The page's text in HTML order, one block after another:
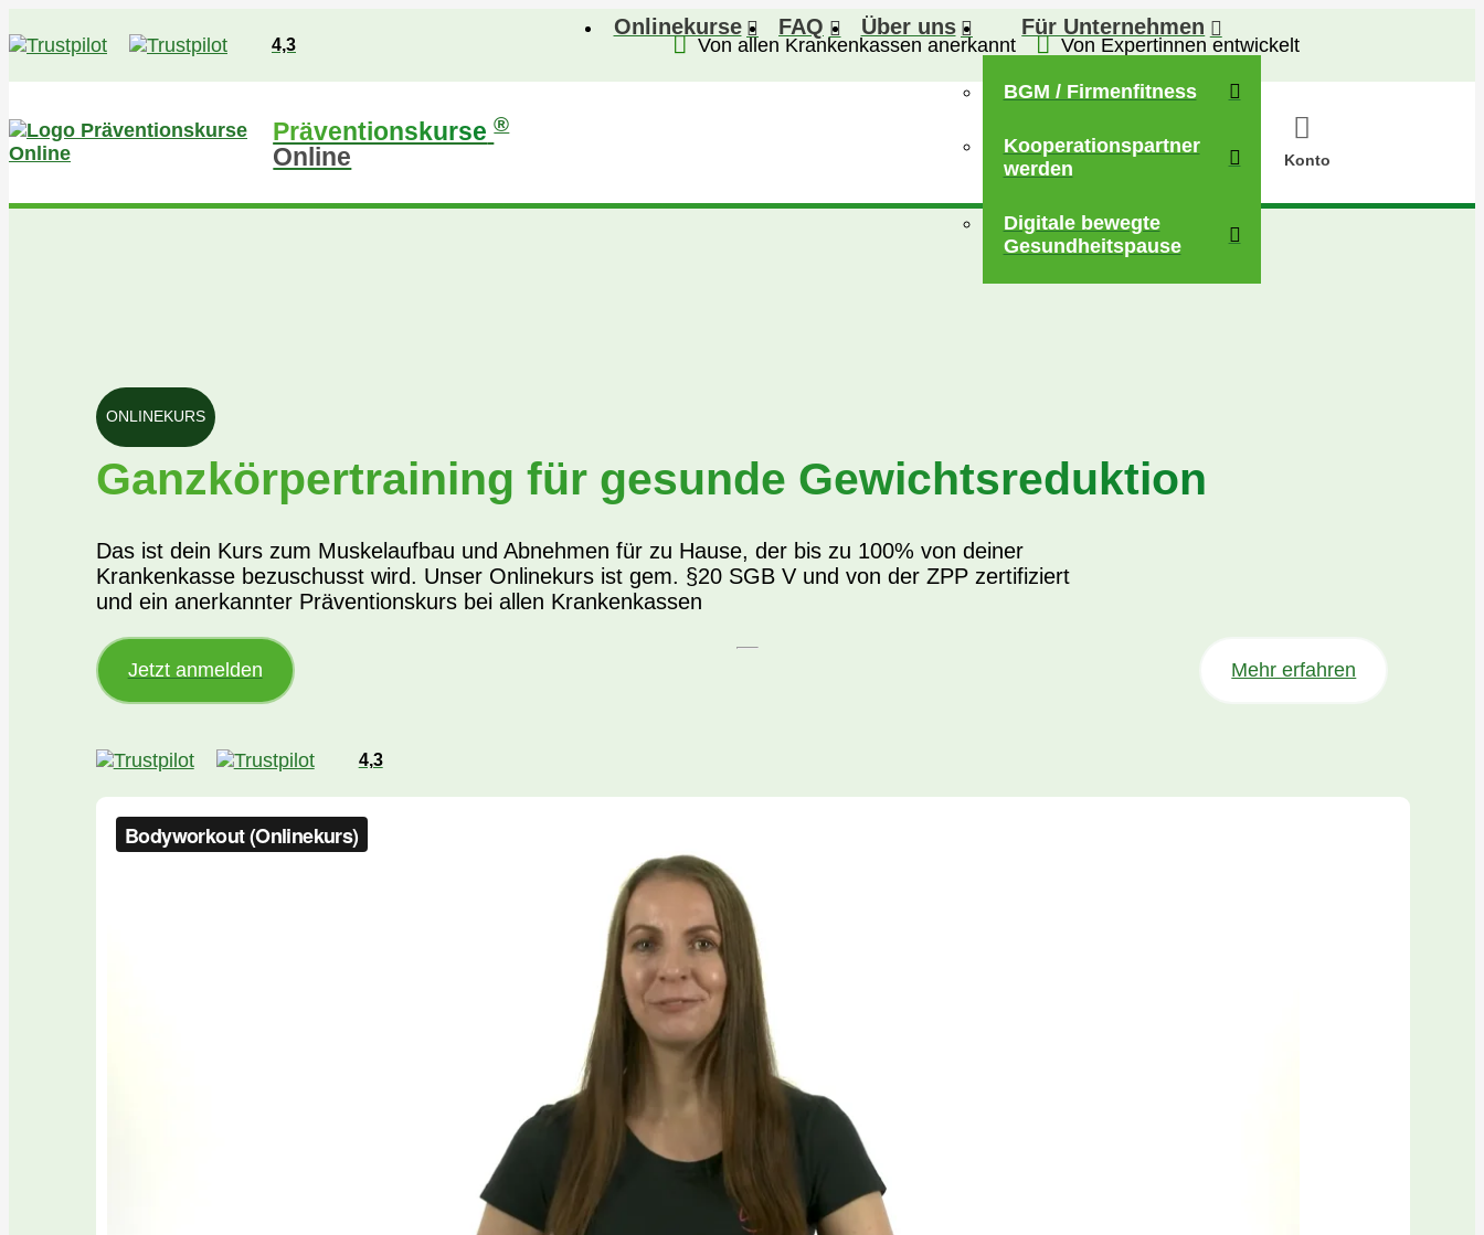
4,3 Von allen Krankenkassen anerkannt Von Expertinnen entwickelt
Präventionskurse ®
Online
Onlinekurse FAQ Über uns Für Unternehmen
BGM / Firmenfitness
Kooperationspartner
werden
Digitale bewegte
Gesundheitspause
Konto
ONLINEKURS
Ganzkörpertraining für gesunde Gewichtsreduktion
Das ist dein Kurs zum Muskelaufbau und Abnehmen für zu Hause, der bis zu 100% von deiner
Krankenkasse bezuschusst wird. Unser Onlinekurs ist gem. §20 SGB V und von der ZPP zertifiziert
und ein anerkannter Präventionskurs bei allen Krankenkassen
Jetzt anmelden Mehr erfahren
4,3